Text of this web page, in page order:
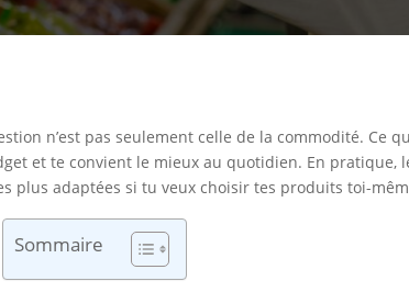
n’est pas seulement celle de la commodité. Ce
et te convient le mieux au quotidien. En pratique,
plus adaptées si tu veux choisir tes produits toi-
Sommaire